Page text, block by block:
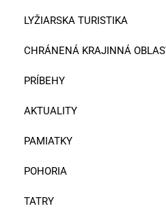
LYŽIARSKA TURISTIKA
CHRÁNENÁ KRAJINNÁ
PRÍBEHY
AKTUALITY
PAMIATKY
POHORIA
TATRY